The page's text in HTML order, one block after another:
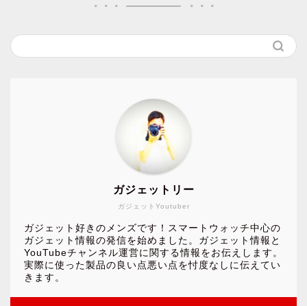
ガジェットYoutuber
ガジェットリー
ガジェット好きのメンズです！スマートウォッチ中心の
ガジェット情報の発信を始めました。ガジェット情報と
YouTubeチャンネル運営に関する情報をお伝えします。
実際に使った製品の良い点悪い点を忖度なしに伝えてい
きます。